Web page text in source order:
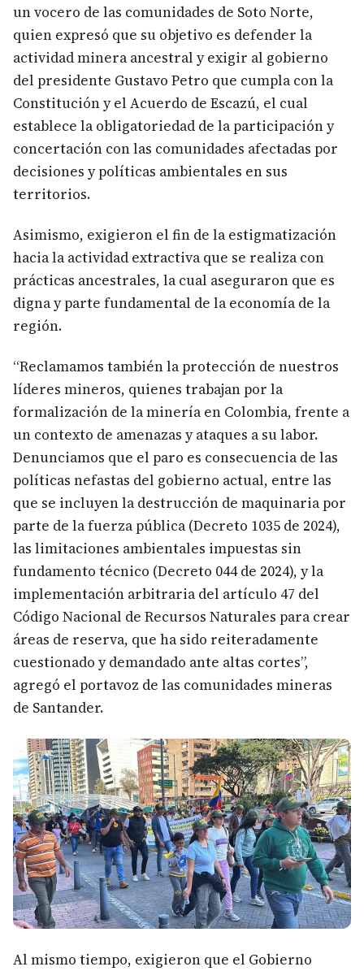
un vocero de las comunidades de Soto Norte,
quien expresó que su objetivo es defender la
actividad minera ancestral y exigir al gobierno
del presidente Gustavo Petro que cumpla con la
Constitución y el Acuerdo de Escazú, el cual
establece la obligatoriedad de la participación y
concertación con las comunidades afectadas por
decisiones y políticas ambientales en sus
territorios.
Asimismo, exigieron el fin de la estigmatización
hacia la actividad extractiva que se realiza con
prácticas ancestrales, la cual aseguraron que es
digna y parte fundamental de la economía de la
región.
“Reclamamos también la protección de nuestros
líderes mineros, quienes trabajan por la
formalización de la minería en Colombia, frente a
un contexto de amenazas y ataques a su labor.
Denunciamos que el paro es consecuencia de las
políticas nefastas del gobierno actual, entre las
que se incluyen la destrucción de maquinaria por
parte de la fuerza pública (Decreto 1035 de 2024),
las limitaciones ambientales impuestas sin
fundamento técnico (Decreto 044 de 2024), y la
implementación arbitraria del artículo 47 del
Código Nacional de Recursos Naturales para crear
áreas de reserva, que ha sido reiteradamente
cuestionado y demandado ante altas cortes”,
agregó el portavoz de las comunidades mineras
de Santander.
Al mismo tiempo, exigieron que el Gobierno